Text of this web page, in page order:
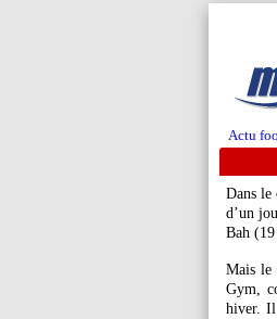
Actu
Dans le
d’un
Bah (19
Mais le
Gym,
hiver. Il